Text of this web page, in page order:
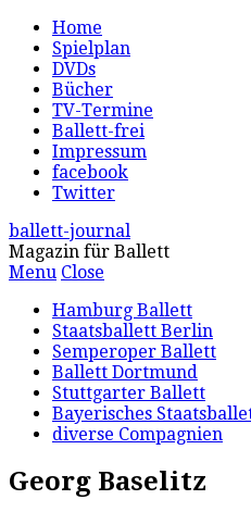
Home
Spielplan
DVDs
Bücher
TV-Termine
Ballett-frei
Impressum
facebook
Twitter
ballett-journal
Magazin für Ballett
Menu Close
Hamburg Ballett
Staatsballett Berlin
Semperoper Ballett
Ballett Dortmund
Stuttgarter Ballett
Bayerisches
diverse Compagnien
Georg Baselitz